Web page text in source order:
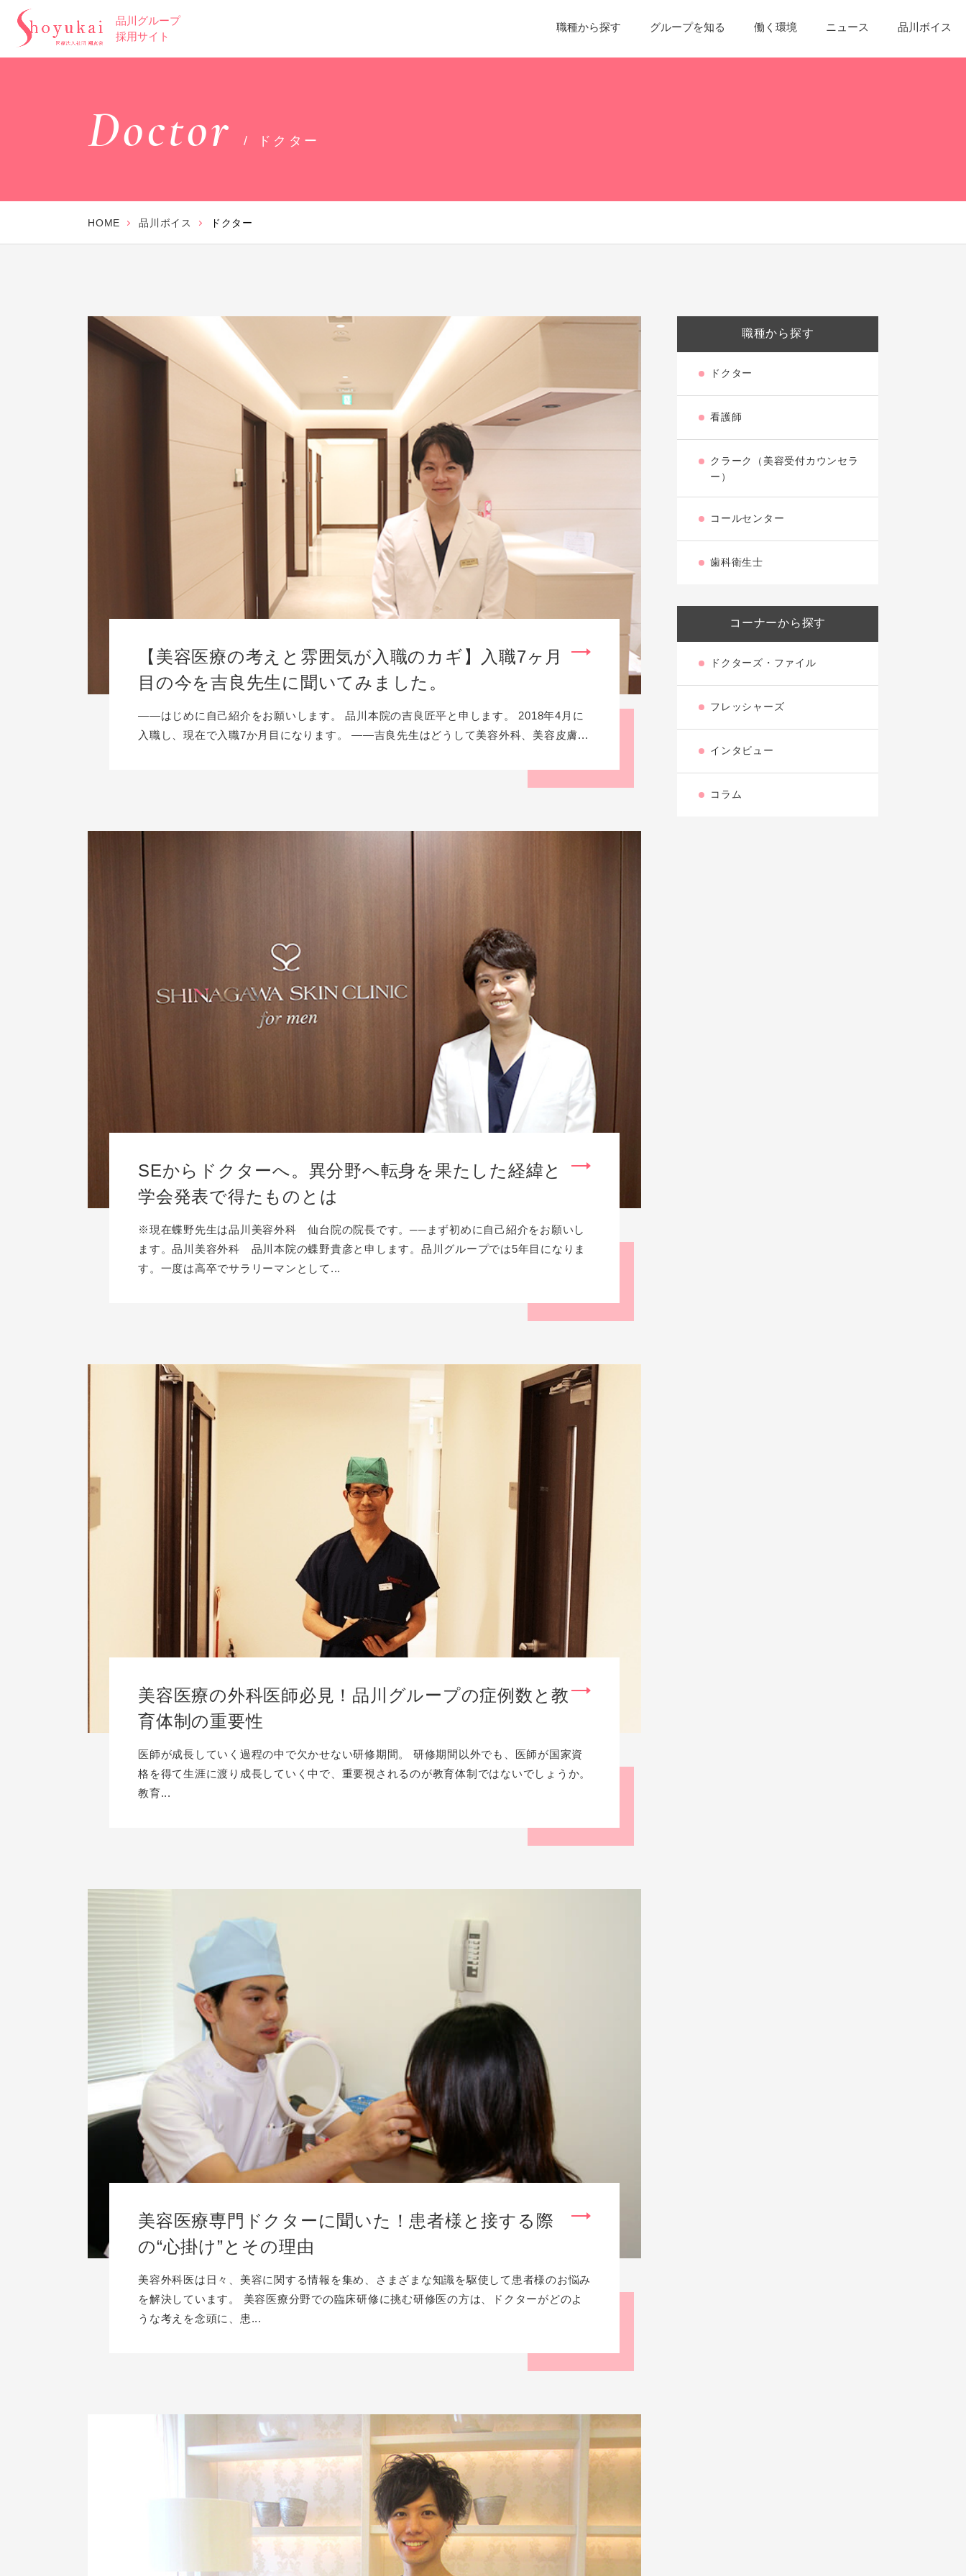
品川グループ
採用サイト
職種から探す グループを知る 働く環境 ニュース 品川ボイス
Doctor ドクター
HOME 品川ボイス ドクター
【美容医療の考えと雰囲気が入職のカギ】入職7ヶ月
目の今を吉良先生に聞いてみました。
――はじめに自己紹介をお願いします。 品川本院の吉良匠平と申します。 2018年4月に
入職し、現在で入職7か月目になります。 ――吉良先生はどうして美容外科、美容皮膚...
SEからドクターへ。異分野へ転身を果たした経緯と
学会発表で得たものとは
※現在蝶野先生は品川美容外科 仙台院の院長です。──まず初めに自己紹介をお願いし
ます。品川美容外科 品川本院の蝶野貴彦と申します。品川グループでは5年目になりま
す。一度は高卒でサラリーマンとして...
美容医療の外科医師必見！品川グループの症例数と教
育体制の重要性
医師が成長していく過程の中で欠かせない研修期間。 研修期間以外でも、医師が国家資
格を得て生涯に渡り成長していく中で、重要視されるのが教育体制ではないでしょうか。
教育...
美容医療専門ドクターに聞いた！患者様と接する際
の“心掛け”とその理由
美容外科医は日々、美容に関する情報を集め、さまざまな知識を駆使して患者様のお悩み
を解決しています。 美容医療分野での臨床研修に挑む研修医の方は、ドクターがどのよ
うな考えを念頭に、患...
職種から探す
ドクター
看護師
クラーク（美容受付カウンセラ
ー）
コールセンター
歯科衛生士
コーナーから探す
ドクターズ・ファイル
フレッシャーズ
インタビュー
コラム